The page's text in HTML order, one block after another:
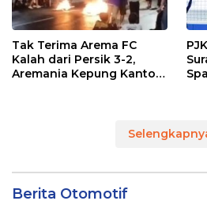
Tak Terima Arema FC
Kalah dari Persik 3-2,
Aremania Kepung Kantor
Berita Otomotif